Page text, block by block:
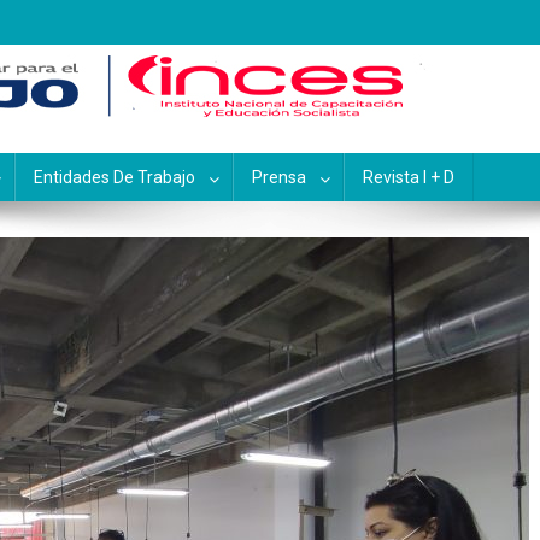
y Educación
Entidades De Trabajo Prensa Revista I + D